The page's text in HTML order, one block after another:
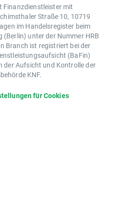
Finanzdienstleister mit
Straße 10, 10719
im Handelsregister beim
unter der Nummer HRB
Branch ist registriert bei der
(BaFin)
der Aufsicht und Kontrolle der
KNF.
für Cookies